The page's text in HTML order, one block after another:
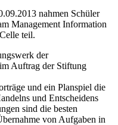
nahmen Schüler
Management Information
teil.
der
Auftrag der Stiftung
und ein Planspiel die
und Entscheidens
sind die besten
von Aufgaben in